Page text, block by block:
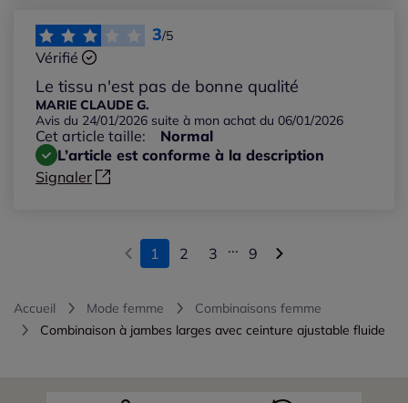
3/5
Vérifié
Le tissu n'est pas de bonne qualité
MARIE CLAUDE G.
Avis du 24/01/2026 suite à mon achat du 06/01/2026
Cet article taille:
Normal
L’article est conforme à la description
Signaler
1 2 3 ... 9
Accueil Mode femme
Combinaisons femme
Combinaison à jambes larges avec ceinture ajustable fluide